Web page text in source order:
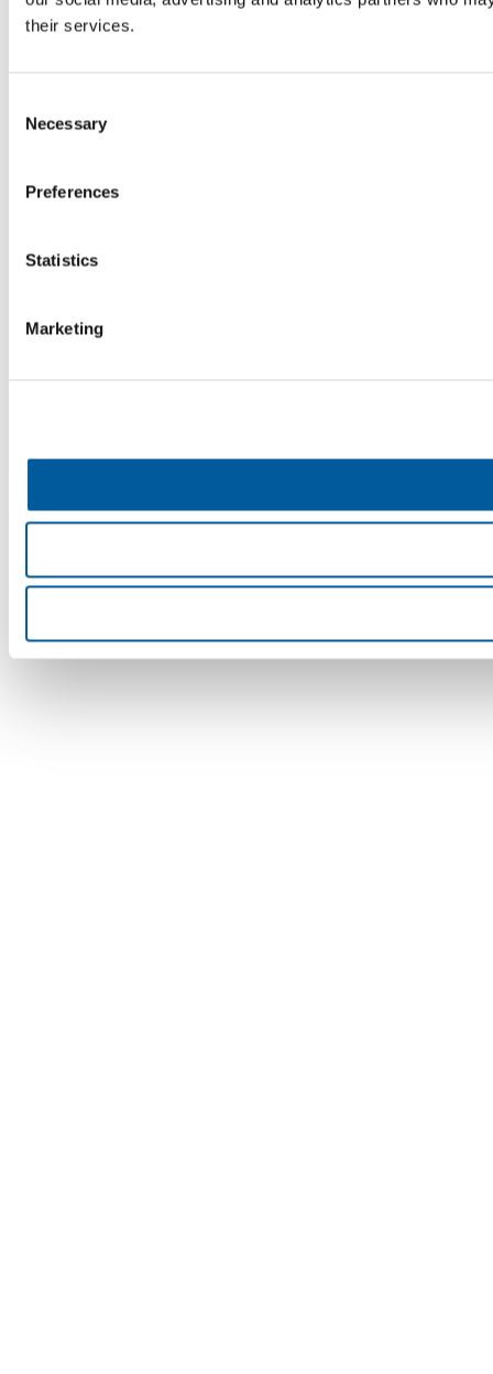
their services.
Selection
Necessary
Preferences
Statistics
Marketing